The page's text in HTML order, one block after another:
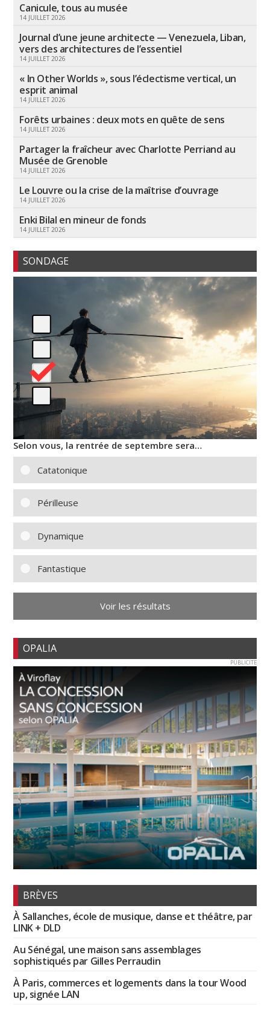
Canicule, tous au musée
14 JUILLET 2026
Journal d’une jeune architecte — Venezuela, Liban,
vers des architectures de l’essentiel
14 JUILLET 2026
« In Other Worlds », sous l’éclectisme vertical, un
esprit animal
14 JUILLET 2026
Forêts urbaines : deux mots en quête de sens
14 JUILLET 2026
Partager la fraîcheur avec Charlotte Perriand au
Musée de Grenoble
14 JUILLET 2026
Le Louvre ou la crise de la maîtrise d’ouvrage
14 JUILLET 2026
Enki Bilal en mineur de fonds
14 JUILLET 2026
SONDAGE
Selon vous, la rentrée de septembre sera…
Catatonique
Périlleuse
Dynamique
Fantastique
Voir les résultats
OPALIA
PUBLICITE
BRÈVES
À Sallanches, école de musique, danse et théâtre, par
LINK + DLD
Au Sénégal, une maison sans assemblages
sophistiqués par Gilles Perraudin
À Paris, commerces et logements dans la tour Wood
up, signée LAN